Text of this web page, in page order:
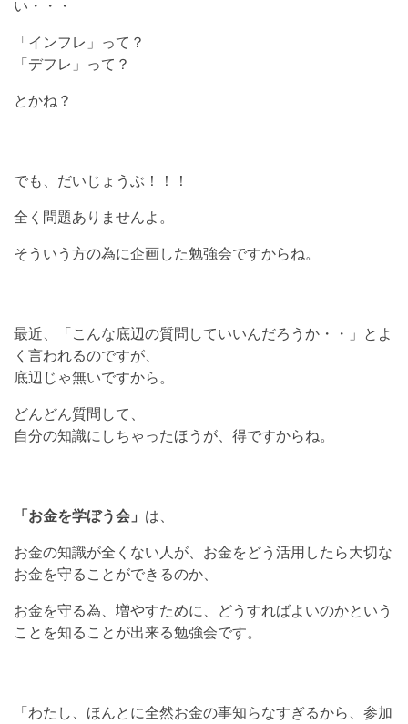
い・・・
「インフレ」って？
「デフレ」って？
とかね？
でも、だいじょうぶ！！！
全く問題ありませんよ。
そういう方の為に企画した勉強会ですからね。
最近、「こんな底辺の質問していいんだろうか・・」とよ
く言われるのですが、
底辺じゃ無いですから。
どんどん質問して、
自分の知識にしちゃったほうが、得ですからね。
「お金を学ぼう会」 は、
お金の知識が全くない人が、お金をどう活用したら大切な
お金を守ることができるのか、
お金を守る為、増やすために、どうすればよいのかという
ことを知ることが出来る勉強会です。
「わたし、ほんとに全然お金の事知らなすぎるから、参加